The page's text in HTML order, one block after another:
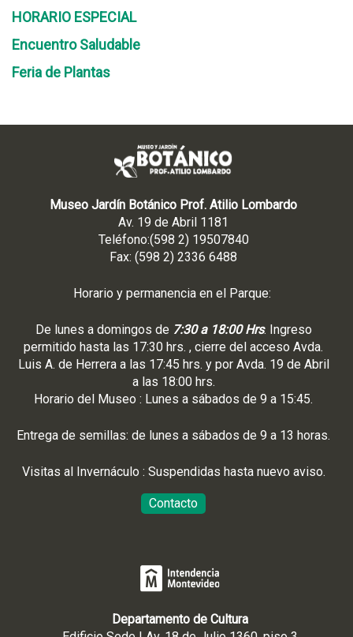
HORARIO ESPECIAL
Encuentro Saludable
Feria de Plantas
Museo Jardín Botánico Prof. Atilio Lombardo
Av. 19 de Abril 1181
Teléfono:(598 2) 19507840
Fax: (598 2) 2336 6488
Horario y permanencia en el Parque:
De lunes a domingos de 7:30 a 18:00 Hrs. Ingreso
permitido hasta las 17:30 hrs. , cierre del acceso Avda.
Luis A. de Herrera a las 17:45 hrs. y por Avda. 19 de Abril
a las 18:00 hrs.
Horario del Museo : Lunes a sábados de 9 a 15:45.
Entrega de semillas: de lunes a sábados de 9 a 13 horas.
Visitas al Invernáculo : Suspendidas hasta nuevo aviso.
Contacto
Departamento de Cultura